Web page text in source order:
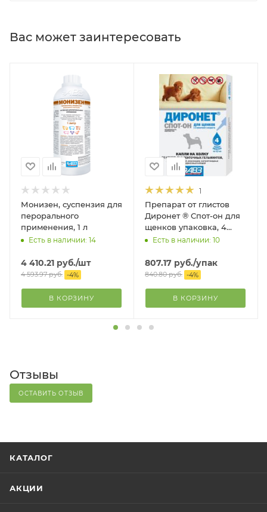
Вас может заинтересовать
Монизен, суспензия для
перорального
применения, 1 л
Есть в наличии: 14
4 410.21 руб./шт
4 593.97руб. -4%
В КОРЗИНУ
1
Препарат от глистов
Диронет ® Спот-он для
щенков упаковка, 4
пипетки
Есть в наличии: 10
807.17 руб./упак
840.80руб. -4%
В КОРЗИНУ
Отзывы
ОСТАВИТЬ ОТЗЫВ
КАТАЛОГ
АКЦИИ